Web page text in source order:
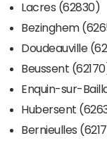
Lacres (62830)
Bezinghem
Doudeauville
Beussent
Enquin-sur-
Hubersent
Bernieulles